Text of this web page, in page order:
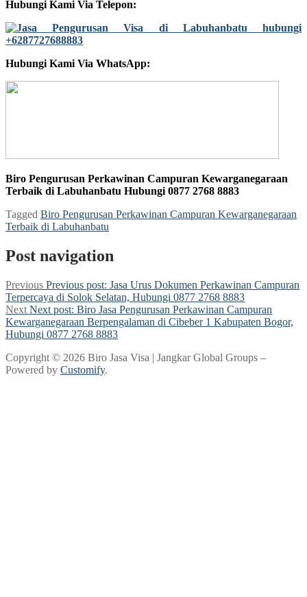
Hubungi Kami Via Telepon:
Hubungi Kami Via WhatsApp:
Biro Pengurusan Perkawinan Campuran Kewarganegaraan
Terbaik di Labuhanbatu Hubungi 0877 2768 8883
Tagged Biro Pengurusan Perkawinan Campuran Kewarganegaraan
Terbaik di Labuhanbatu
Post navigation
Previous Previous post: Jasa Urus Dokumen Perkawinan Campuran
Terpercaya di Solok Selatan, Hubungi 0877 2768 8883
Next Next post: Biro Jasa Pengurusan Perkawinan Campuran
Kewarganegaraan Berpengalaman di Cibeber 1 Kabupaten Bogor,
Hubungi 0877 2768 8883
Copyright © 2026 Biro Jasa Visa | Jangkar Global Groups –
Powered by Customify.